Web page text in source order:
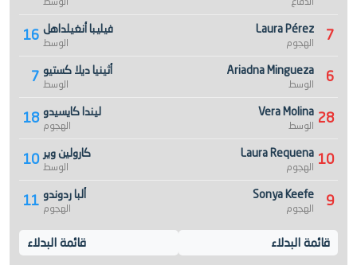
16 فيليبا أنغيلداهل
الوسط
7 أثينيا ديلا كستيو
الوسط
18 ليندا كايسيدو
الهجوم
10 كارولين وير
الوسط
11 ألبا ردوندو
الهجوم
قائمة البدلاء
7
Laura Pérez
الهجوم
6
Ariadna Mingueza
الوسط
28
Vera Molina
الوسط
10
Laura Requena
الهجوم
9
Sonya Keefe
الهجوم
قائمة البدلاء